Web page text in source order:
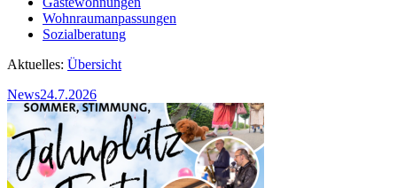
Wohnraumanpassungen
Sozialberatung
Aktuelles: Übersicht
News24.7.2026